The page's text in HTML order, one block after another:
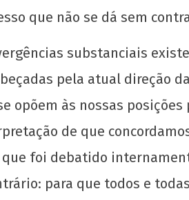
A
que não se dá sem
substanciais
pela atual direção
opõem às nossas
de que
foi debatido
para que todos e